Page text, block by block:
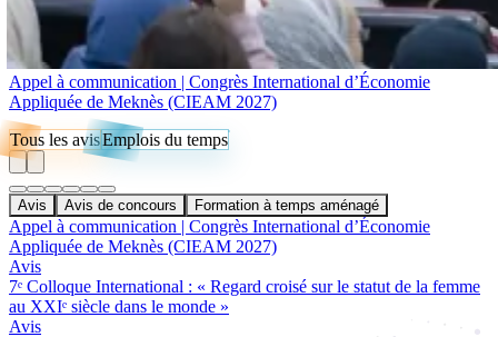
Appel à communication | Congrès International d’Économie
Appliquée de Meknès (CIEAM 2027)
Tous les avisEmplois du temps
Avis Avis de concours Formation à temps aménagé
Appel à communication | Congrès International d’Économie
Appliquée de Meknès (CIEAM 2027)
Avis
7ᵉ Colloque International : « Regard croisé sur le statut de la femme
au XXIᵉ siècle dans le monde »
Avis